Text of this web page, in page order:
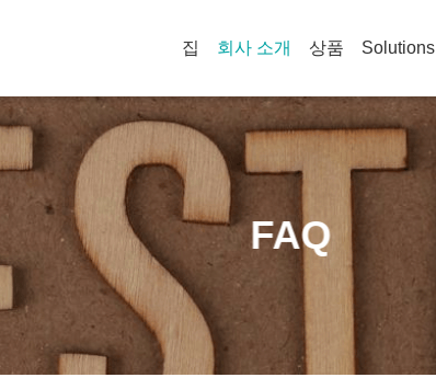
집 회사 소개 상품 Solutions
FAQ